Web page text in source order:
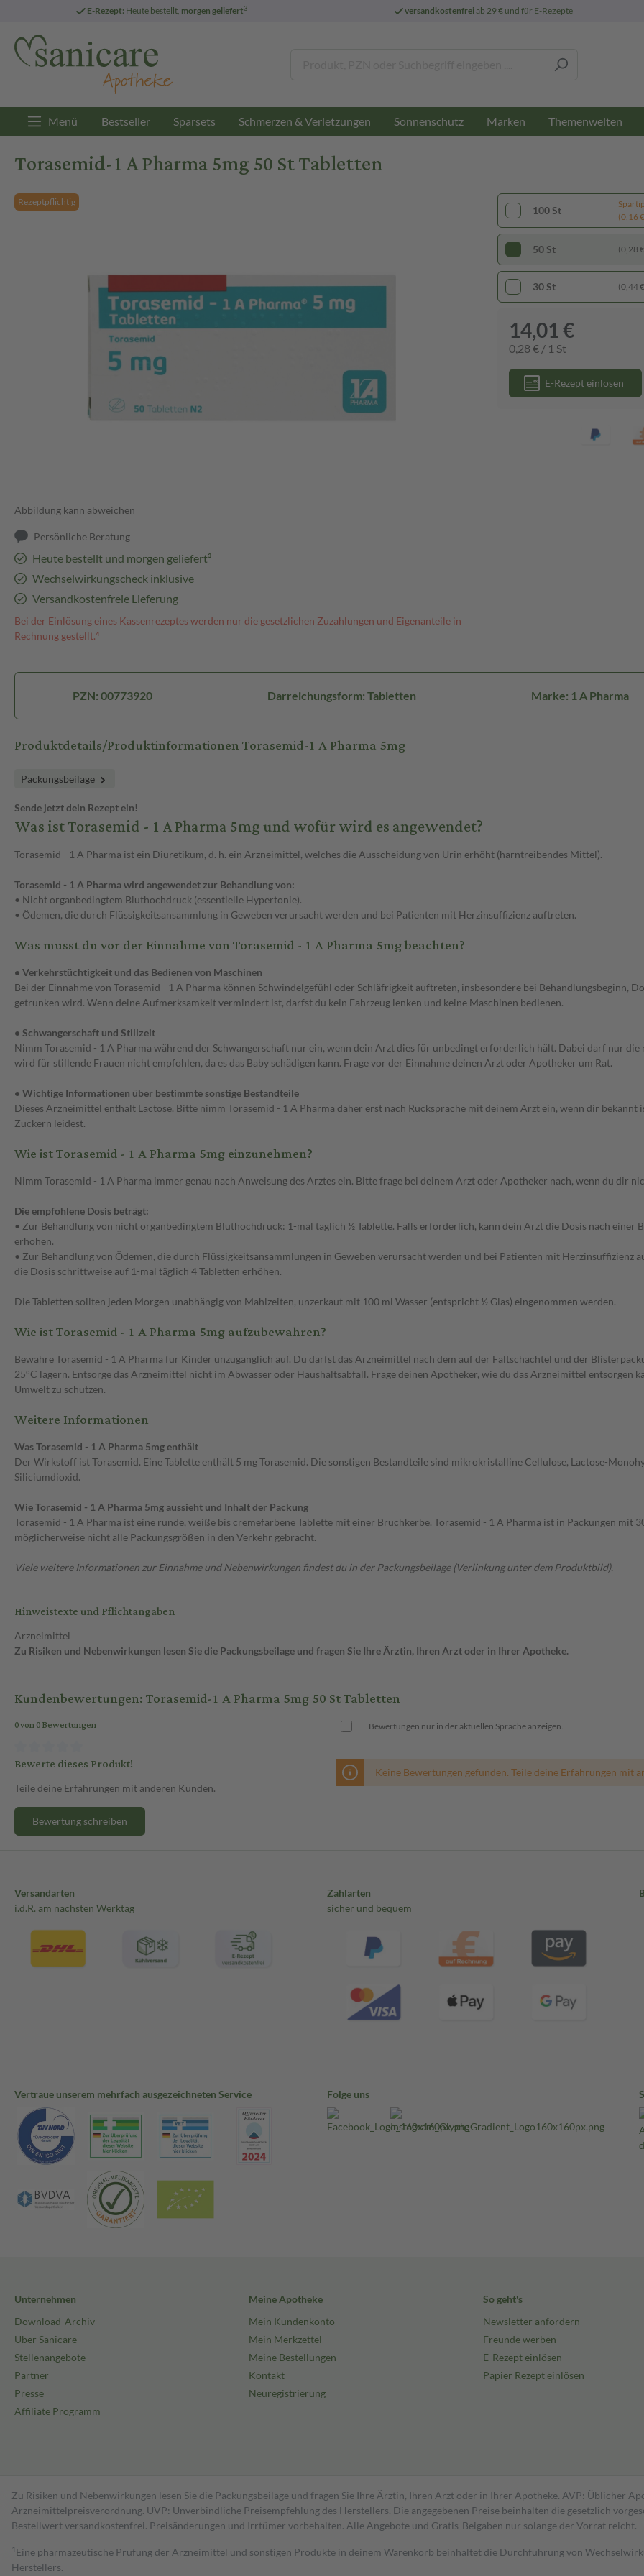
E-Rezept: Heute bestellt, morgen geliefert3 versandkostenfreiab 29 € und für E-Rezepte
Menü Bestseller Sparsets Schmerzen & Verletzungen Sonnenschutz Marken Themenwelten
Torasemid-1 A Pharma 5mg 50 St Tabletten
Rezeptpflichtig
Abbildung kann abweichen
Persönliche Beratung
Heute bestellt und morgen geliefert³
Wechselwirkungscheck inklusive
Versandkostenfreie Lieferung
Bei der Einlösung eines Kassenrezeptes werden nur die gesetzlichen Zuzahlungen und Eigenanteile in
Rechnung gestellt.⁴
100 St
(0,16
50 St (0,28
30 St (0,44
14,01 €
0,28 € / 1 St
E-Rezept einlösen
PZN: 00773920 Darreichungsform: Tabletten Marke: 1 A Pharma
Produktdetails/Produktinformationen Torasemid-1 A Pharma 5mg
Packungsbeilage
Sende jetzt dein Rezept ein!
Was ist Torasemid - 1 A Pharma 5mg und wofür wird es angewendet?
Torasemid - 1 A Pharma ist ein Diuretikum, d. h. ein Arzneimittel, welches die Ausscheidung von Urin erhöht (harntreibendes Mittel).
Torasemid - 1 A Pharma wird angewendet zur Behandlung von:
• Nicht organbedingtem Bluthochdruck (essentielle Hypertonie).
• Ödemen, die durch Flüssigkeitsansammlung in Geweben verursacht werden und bei Patienten mit Herzinsuffizienz auftreten.
Was musst du vor der Einnahme von Torasemid - 1 A Pharma 5mg beachten?
• Verkehrstüchtigkeit und das Bedienen von Maschinen
Bei der Einnahme von Torasemid - 1 A Pharma können Schwindelgefühl oder Schläfrigkeit auftreten, insbesondere bei Behandlungsbeginn,
getrunken wird. Wenn deine Aufmerksamkeit vermindert ist, darfst du kein Fahrzeug lenken und keine Maschinen bedienen.
• Schwangerschaft und Stillzeit
Nimm Torasemid - 1 A Pharma während der Schwangerschaft nur ein, wenn dein Arzt dies für unbedingt erforderlich hält. Dabei darf nur
wird für stillende Frauen nicht empfohlen, da es das Baby schädigen kann. Frage vor der Einnahme deinen Arzt oder Apotheker um Rat.
• Wichtige Informationen über bestimmte sonstige Bestandteile
Dieses Arzneimittel enthält Lactose. Bitte nimm Torasemid - 1 A Pharma daher erst nach Rücksprache mit deinem Arzt ein, wenn dir
Zuckern leidest.
Wie ist Torasemid - 1 A Pharma 5mg einzunehmen?
Nimm Torasemid - 1 A Pharma immer genau nach Anweisung des Arztes ein. Bitte frage bei deinem Arzt oder Apotheker nach, wenn du dir
Die empfohlene Dosis beträgt:
• Zur Behandlung von nicht organbedingtem Bluthochdruck: 1-mal täglich ½ Tablette. Falls erforderlich, kann dein Arzt die Dosis nach einer
erhöhen.
• Zur Behandlung von Ödemen, die durch Flüssigkeitsansammlungen in Geweben verursacht werden und bei Patienten mit
die Dosis schrittweise auf 1-mal täglich 4 Tabletten erhöhen.
Die Tabletten sollten jeden Morgen unabhängig von Mahlzeiten, unzerkaut mit 100 ml Wasser (entspricht ½ Glas) eingenommen werden.
Wie ist Torasemid - 1 A Pharma 5mg aufzubewahren?
Bewahre Torasemid - 1 A Pharma für Kinder unzugänglich auf. Du darfst das Arzneimittel nach dem auf der Faltschachtel und der
25°C lagern. Entsorge das Arzneimittel nicht im Abwasser oder Haushaltsabfall. Frage deinen Apotheker, wie du das Arzneimittel entsorgen
Umwelt zu schützen.
Weitere Informationen
Was Torasemid - 1 A Pharma 5mg enthält
Der Wirkstoff ist Torasemid. Eine Tablette enthält 5 mg Torasemid. Die sonstigen Bestandteile sind mikrokristalline Cellulose, Lactose-
Siliciumdioxid.
Wie Torasemid - 1 A Pharma 5mg aussieht und Inhalt der Packung
Torasemid - 1 A Pharma ist eine runde, weiße bis cremefarbene Tablette mit einer Bruchkerbe. Torasemid - 1 A Pharma ist in Packungen mit
möglicherweise nicht alle Packungsgrößen in den Verkehr gebracht.
Viele weitere Informationen zur Einnahme und Nebenwirkungen findest du in der Packungsbeilage (Verlinkung unter dem Produktbild).
Hinweistexte und Pflichtangaben
Arzneimittel
Zu Risiken und Nebenwirkungen lesen Sie die Packungsbeilage und fragen Sie Ihre Ärztin, Ihren Arzt oder in Ihrer Apotheke.
Kundenbewertungen: Torasemid-1 A Pharma 5mg 50 St Tabletten
0 von 0 Bewertungen
Bewerte dieses Produkt!
Teile deine Erfahrungen mit anderen Kunden.
Bewertung schreiben
Bewertungen nur in der aktuellen Sprache anzeigen.
Keine Bewertungen gefunden. Teile deine Erfahrungen mit
Versandarten
i.d.R. am nächsten Werktag
Zahlarten
sicher und bequem
Vertraue unserem mehrfach ausgezeichneten Service Folge uns
Unternehmen
Download-Archiv
Über Sanicare
Stellenangebote
Partner
Presse
Affiliate Programm
Meine Apotheke
Mein Kundenkonto
Mein Merkzettel
Meine Bestellungen
Kontakt
Neuregistrierung
So geht's
Newsletter anfordern
Freunde werben
E-Rezept einlösen
Papier Rezept einlösen
Zu Risiken und Nebenwirkungen lesen Sie die Packungsbeilage und fragen Sie Ihre Ärztin, Ihren Arzt oder in Ihrer Apotheke. AVP: Üblicher
Arzneimittelpreisverordnung. UVP: Unverbindliche Preisempfehlung des Herstellers. Die angegebenen Preise beinhalten die gesetzlich
Bestell­wert versand­kosten­frei. Preisänderungen und Irrtümer vorbehalten. Alle Angebote und Gratis-Beigaben nur solange der Vorrat reicht.
1 Eine pharmazeutische Prüfung der Arzneimittel und sonstigen Produkte in deinem Warenkorb beinhaltet die Durchführung von
Herstellers.